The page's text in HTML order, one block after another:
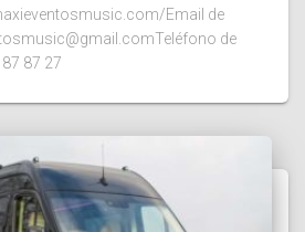
Email de
de
87 27